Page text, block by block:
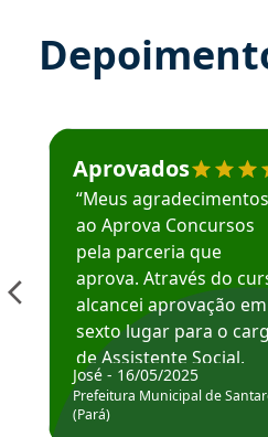
Estudante José recomenda
Aprovados
“Meus agradecimentos
ao Aprova Concursos
pela parceria que
aprova. Através do
alcancei aprovação em
sexto lugar para o
de Assistente Social.
Hoje estou atuando na
Prefeitura de Santarém.
José - 16/05/2025
Prefeitura Municipal de
(Pará)